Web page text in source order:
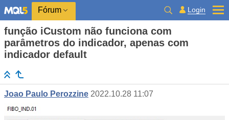
Fórum Login
função iCustom não funciona com
parâmetros do indicador, apenas com
indicador default
Joao Paulo Perozzine 2022.10.28 11:07